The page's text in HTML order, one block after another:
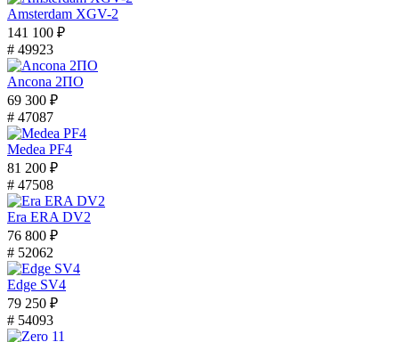
Amsterdam XGV-2
141 100 ₽
# 49923
Ancona 2ПО
69 300 ₽
# 47087
Medea PF4
81 200 ₽
# 47508
Era ERA DV2
76 800 ₽
# 52062
Edge SV4
79 250 ₽
# 54093